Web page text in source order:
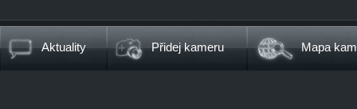
Aktuality Přidej kameru Mapa